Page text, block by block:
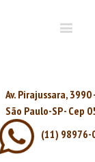
Av. Pirajussara,
São Paulo-SP - Cep
(11) 98976-